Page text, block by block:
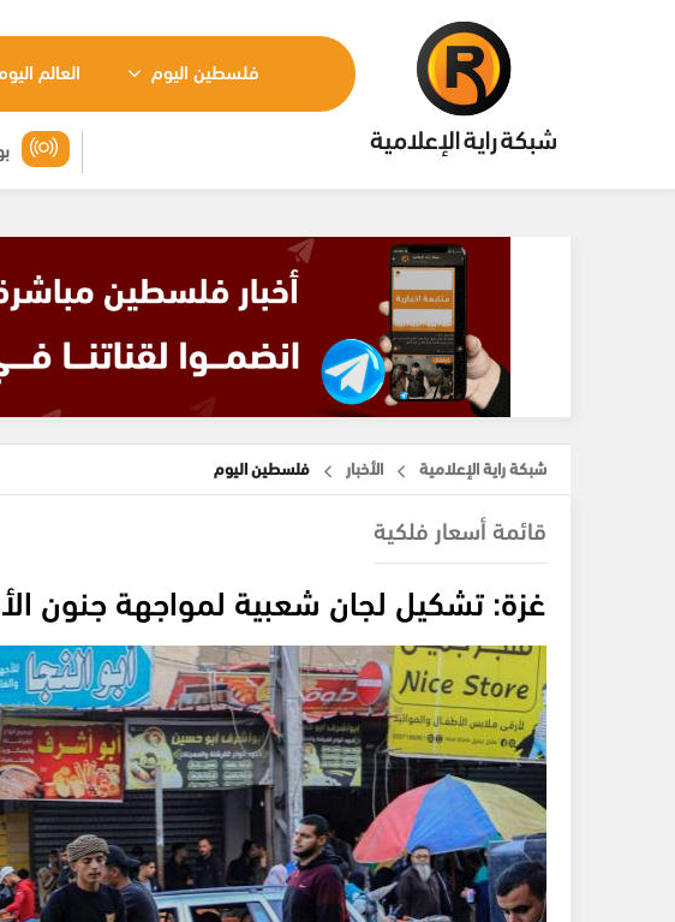
فلسطين اليوم العالم
شبكة راية الإعلامية الأخبار فلسطين اليوم
قائمة أسعار فلكية
غزة: تشكيل لجان شعبية لمواجهة جنون